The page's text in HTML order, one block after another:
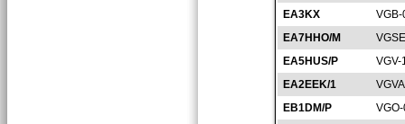
EA3KX
EA7HHO/M
EA5HUS/P
VGV-
EA2EEK/1
EB1DM/P